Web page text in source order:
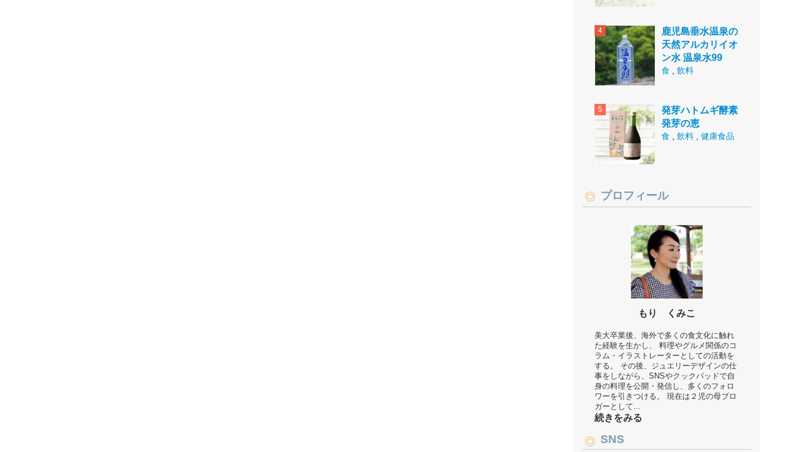
鹿児島垂水温泉の
天然アルカリイオ
ン水 温泉水99
食 飲料
発芽ハトムギ酵素
発芽の恵
食 飲料 健康食品
プロフィール
もり くみこ
美大卒業後、海外で多くの食文化に触れ
た経験を生かし、 料理やグルメ関係のコ
ラム・イラストレーターとしての活動を
する。 その後、ジュエリーデザインの仕
事をしながら、SNSやクックパッドで自
身の料理を公開・発信し、多くのフォロ
ワーを引きつける。 現在は２児の母ブロ
ガーとして...
続きをみる
SNS